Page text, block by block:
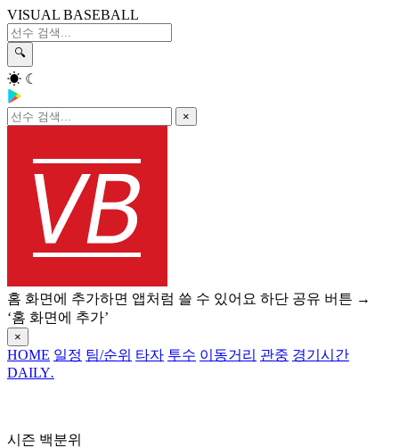
VISUAL BASEBALL
🔍
☀ ☾
×
홈 화면에 추가하면 앱처럼 쓸 수 있어요 하단 공유 버튼 →
‘홈 화면에 추가’
×
HOME 일정 팀/순위 타자 투수 이동거리 관중 경기시간
DAILY.
시즌 백분위